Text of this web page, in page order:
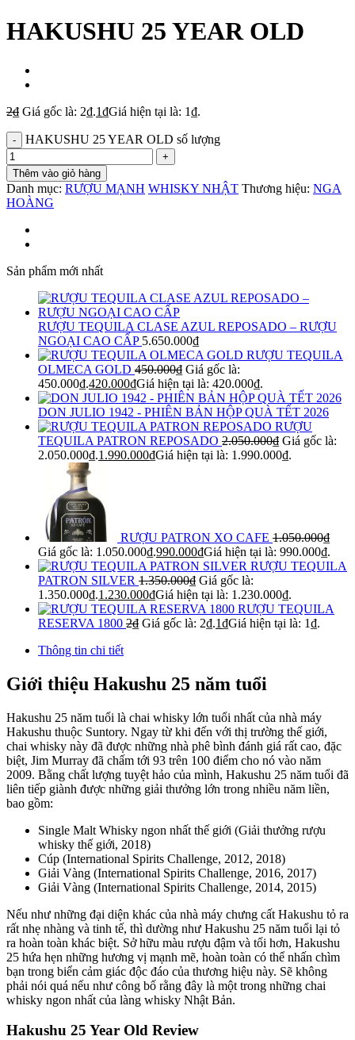
HAKUSHU 25 YEAR OLD
2₫ Giá gốc là: 2₫.1₫Giá hiện tại là: 1₫.
HAKUSHU 25 YEAR OLD số lượng
Thêm vào giỏ hàng
Danh mục: RƯỢU MẠNH WHISKY NHẬT Thương hiệu: NGA
HOÀNG
Sản phẩm mới nhất
RƯỢU TEQUILA CLASE AZUL REPOSADO – RƯỢU
NGOẠI CAO CẤP 5.650.000₫
RƯỢU TEQUILA
OLMECA GOLD 450.000₫ Giá gốc là:
450.000₫.420.000₫Giá hiện tại là: 420.000₫.
DON JULIO 1942 - PHIÊN BẢN HỘP QUÀ TẾT 2026
RƯỢU
TEQUILA PATRON REPOSADO 2.050.000₫ Giá gốc là:
2.050.000₫.1.990.000₫Giá hiện tại là: 1.990.000₫.
RƯỢU PATRON XO CAFE 1.050.000₫
Giá gốc là: 1.050.000₫.990.000₫Giá hiện tại là: 990.000₫.
RƯỢU TEQUILA
PATRON SILVER 1.350.000₫ Giá gốc là:
1.350.000₫.1.230.000₫Giá hiện tại là: 1.230.000₫.
RƯỢU TEQUILA
RESERVA 1800 2₫ Giá gốc là: 2₫.1₫Giá hiện tại là: 1₫.
Thông tin chi tiết
Giới thiệu Hakushu 25 năm tuổi
Hakushu 25 năm tuổi là chai whisky lớn tuổi nhất của nhà máy
Hakushu thuộc Suntory. Ngay từ khi đến với thị trường thế giới,
chai whisky này đã được những nhà phê bình đánh giá rất cao, đặc
biệt, Jim Murray đã chấm tới 93 trên 100 điểm cho nó vào năm
2009. Bằng chất lượng tuyệt hảo của mình, Hakushu 25 năm tuổi đã
liên tiếp giành được những giải thưởng lớn trong nhiều năm liền,
bao gồm:
Single Malt Whisky ngon nhất thế giới (Giải thưởng rượu
whisky thế giới, 2018)
Cúp (International Spirits Challenge, 2012, 2018)
Giải Vàng (International Spirits Challenge, 2016, 2017)
Giải Vàng (International Spirits Challenge, 2014, 2015)
Nếu như những đại diện khác của nhà máy chưng cất Hakushu tỏ ra
rất nhẹ nhàng và tinh tế, thì dường như Hakushu 25 năm tuổi lại tỏ
ra hoàn toàn khác biệt. Sở hữu màu rượu đậm và tối hơn, Hakushu
25 hứa hẹn những hương vị mạnh mẽ, hoàn toàn có thể nhấn chìm
bạn trong biển cảm giác độc đáo của thương hiệu này. Sẽ không
phải nói quá nếu như công bố rằng đây là một trong những chai
whisky ngon nhất của làng whisky Nhật Bản.
Hakushu 25 Year Old Review